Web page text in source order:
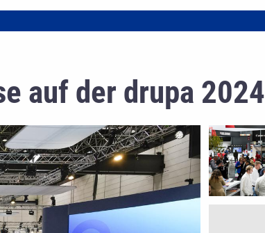
auf der drupa 2024